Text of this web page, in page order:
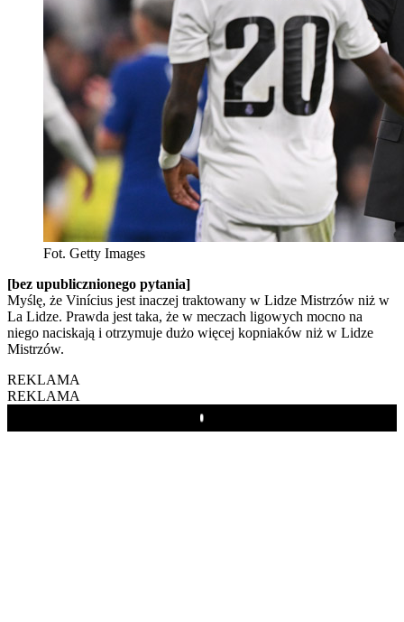
Fot. Getty Images
[bez upublicznionego pytania]
Myślę, że Vinícius jest inaczej traktowany w Lidze Mistrzów niż w
La Lidze. Prawda jest taka, że w meczach ligowych mocno na
niego naciskają i otrzymuje dużo więcej kopniaków niż w Lidze
Mistrzów.
REKLAMA
REKLAMA
Play